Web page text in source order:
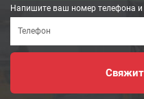
Напишите ваш номер телефона